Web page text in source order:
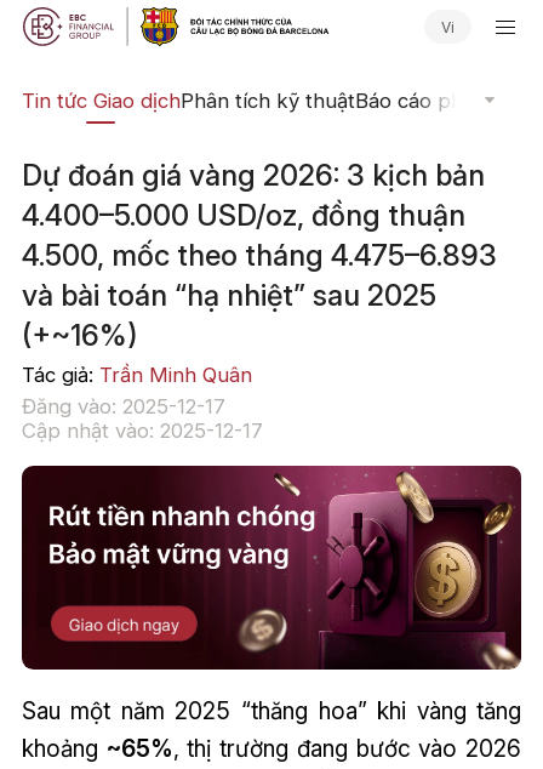
Vi
Tin tức Giao dịchPhân tích kỹ thuậtBáo cáo phân tích
Dự đoán giá vàng 2026: 3 kịch bản
4.400–5.000 USD/oz, đồng thuận
4.500, mốc theo tháng 4.475–6.893
và bài toán “hạ nhiệt” sau 2025
(+~16%)
Tác giả: Trần Minh Quân
Đăng vào: 2025-12-17
Cập nhật vào: 2025-12-17
Sau một năm 2025 “thăng hoa” khi vàng tăng
khoảng ~65%, thị trường đang bước vào 2026